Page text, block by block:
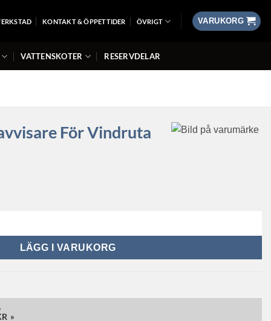
KONTAKT & ÖPPETTIDER ÖVRIGT VARUKORG
VATTENSKOTER RESERVDELAR
För Vindruta
Rökfärgad mängd
LÄGG I VARUKORG
»